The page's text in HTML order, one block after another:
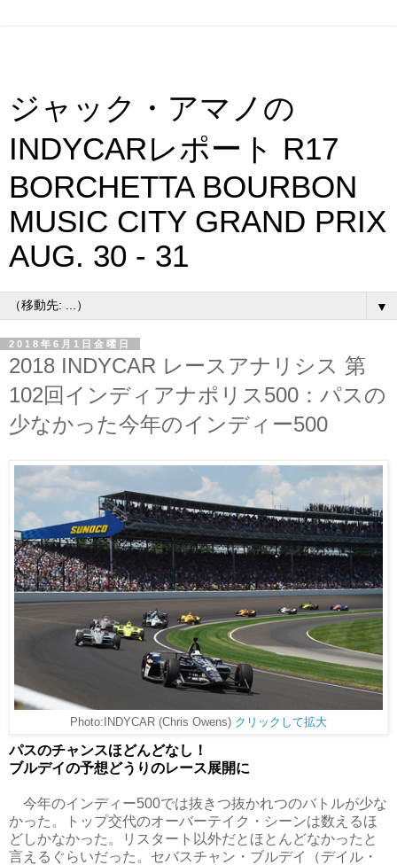
ジャック・アマノの
INDYCARレポート R17
BORCHETTA BOURBON
MUSIC CITY GRAND PRIX
AUG. 30 - 31
▼
2018年6月1日金曜日
2018 INDYCAR レースアナリシス 第
102回インディアナポリス500：パスの
少なかった今年のインディー500
Photo:INDYCAR (Chris Owens) クリックして拡大
パスのチャンスほどんどなし！
ブルデイの予想どうりのレース展開に
今年のインディー500では抜きつ抜かれつのバトルが少な
かった。トップ交代のオーバーテイク・シーンは数えるほ
どしかなかった。リスタート以外だとほとんどなかったと
言えるぐらいだった。セバスチャン・ブルデイ（デイル・